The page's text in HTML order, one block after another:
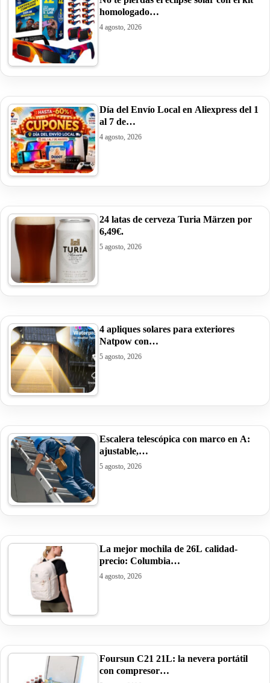
homologado…
4 agosto, 2026
Día del Envío Local en Aliexpress del 1
al 7 de…
4 agosto, 2026
24 latas de cerveza Turia Märzen por
6,49€.
5 agosto, 2026
4 apliques solares para exteriores
Natpow con…
5 agosto, 2026
Escalera telescópica con marco en A:
ajustable,…
5 agosto, 2026
La mejor mochila de 26L calidad-
precio: Columbia…
4 agosto, 2026
Foursun C21 21L: la nevera portátil
con compresor…